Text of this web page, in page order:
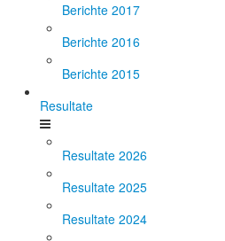
Berichte 2017
Berichte 2016
Berichte 2015
Resultate
Resultate 2026
Resultate 2025
Resultate 2024